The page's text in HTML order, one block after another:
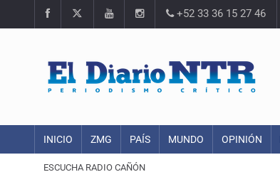
+52 33 36 15 27 46
INICIO ZMG PAÍS MUNDO OPINIÓN
ESCUCHA RADIO CAÑÓN